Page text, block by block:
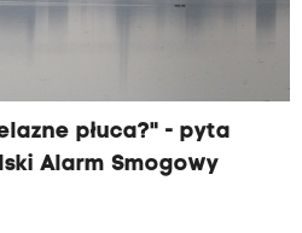
płuca?" - pyta
Alarm Smogowy